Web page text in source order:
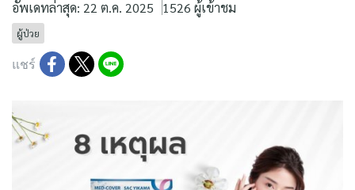
อัพเดทล่าสุด: 22 ต.ค. 2025 1526 ผู้เข้าชม
ผู้ป่วย
แชร์